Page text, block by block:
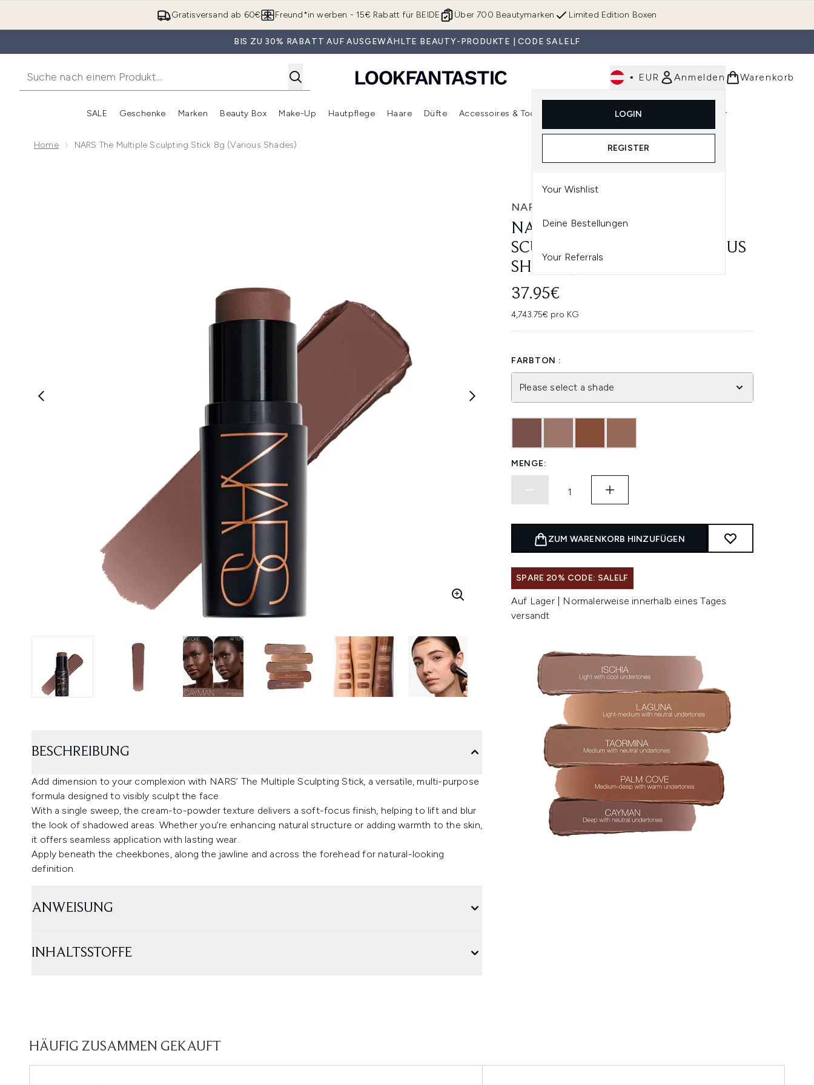
Zum Hauptinhalt springen
Gratisversand ab 60€ Limited Edition Boxen
Über 700 Beautymarken
Freund*in werben - 15€ Rabatt für BEIDE
BIS ZU 30% RABATT AUF AUSGEWÄHLTE BEAUTY-PRODUKTE | CODE SALELF
• EUR Anmelden
LOGIN
REGISTER
Your Wishlist
Deine Bestellungen
Your Referrals
Warenkorb
SALE
Untermenü Anmelden (SALE)
Geschenke
Untermenü Anmelden (Geschenke)
Marken
Untermenü Anmelden (Marken)
Beauty Box
Untermenü Anmelden (Beauty Box)
Make-Up
Untermenü Anmelden (Make-Up)
Hautpflege
Untermenü Anmelden (Hautpflege)
Haare
Untermenü Anmelden (Haare)
Düfte Accessoires & Tools
Untermenü Anmelden (Accessoires & Tools)
Im Trend & Neu Männer
Home NARS The Multiple Sculpting Stick 8g (Various Shades)
NARS
NARS THE MULTIPLE
SCULPTING STICK 8G (VARIOUS
SHADES)
37.95€
4,743.75€ pro KG
FARBTON :
Please select a shade
MENGE:
ZUM WARENKORB HINZUFÜGEN
SPARE 20% CODE: SALELF
Auf Lager | Normalerweise innerhalb eines Tages
versandt
BESCHREIBUNG
Add dimension to your complexion with NARS’ The Multiple Sculpting Stick, a versatile, multi-purpose
formula designed to visibly sculpt the face.
With a single sweep, the cream-to-powder texture delivers a soft-focus finish, helping to lift and blur
the look of shadowed areas. Whether you’re enhancing natural structure or adding warmth to the skin,
it offers seamless application with lasting wear.
Apply beneath the cheekbones, along the jawline and across the forehead for natural-looking
definition.
ANWEISUNG
INHALTSSTOFFE
HÄUFIG ZUSAMMEN GEKAUFT